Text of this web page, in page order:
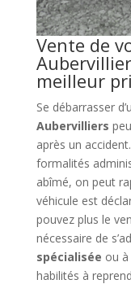
Vente de
meilleur
Se débarrasser
Aubervilliers
après un
formalités
abîmé, on peut
véhicule est
pouvez plus le
nécessaire de
spécialisée ou
habilités à